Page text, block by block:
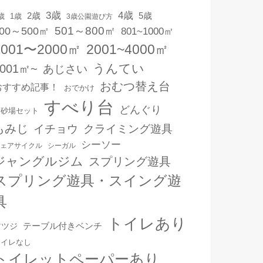
1歳 2歳 3歳 3歳公園遊び方 4歳 5歳
～500㎡ 501～800㎡ 801~1000㎡
〜2000㎡ 2001~4000㎡
㎡~ あじさい うんてい
すすめ記事！ おでかけ おむつ替え台
場セット すべり台 どんぐり
みじ イチョウ クライミング遊具
アサイクル シーガル シーソー
ャングルジム スプリング遊具
プリング遊具・スイング遊
ジ テーブル付きベンチ トイレあり
イレなし
イレットペーパーあり